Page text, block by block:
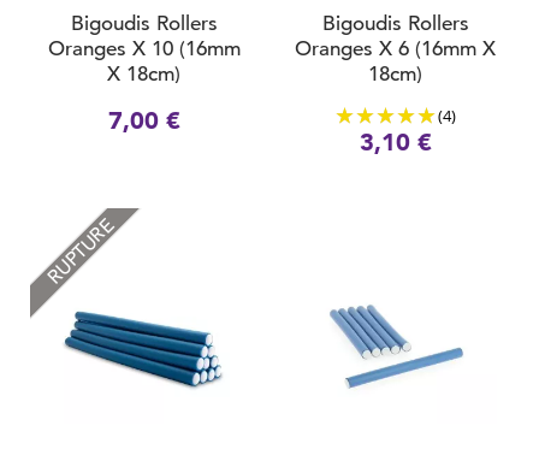
Bigoudis Rollers
Oranges X 10 (16mm
X 18cm)
7,00 €
Bigoudis Rollers
Oranges X 6 (16mm X
18cm)
(4)
3,10 €
RUPTURE